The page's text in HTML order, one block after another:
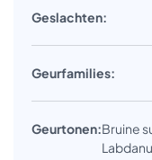
Geslachten:
Geurfamilies:
Geurtonen:Bruine